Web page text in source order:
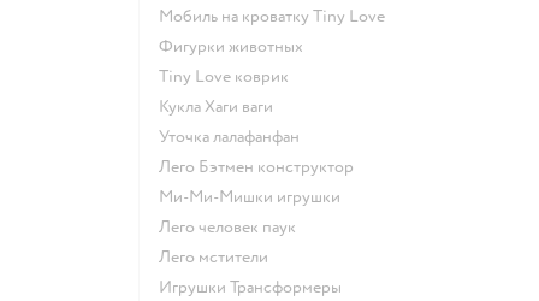
Мобиль на кроватку Tiny Love
Фигурки животных
Tiny Love коврик
Кукла Хаги ваги
Уточка лалафанфан
Лего Бэтмен конструктор
Ми-Ми-Мишки игрушки
Лего человек паук
Лего мстители
Игрушки Трансформеры